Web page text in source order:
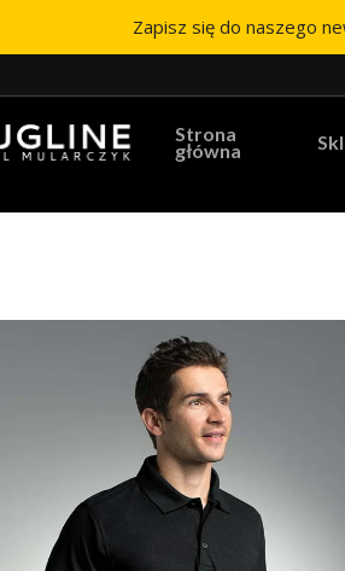
Strona
główna
Zapisz się do naszego